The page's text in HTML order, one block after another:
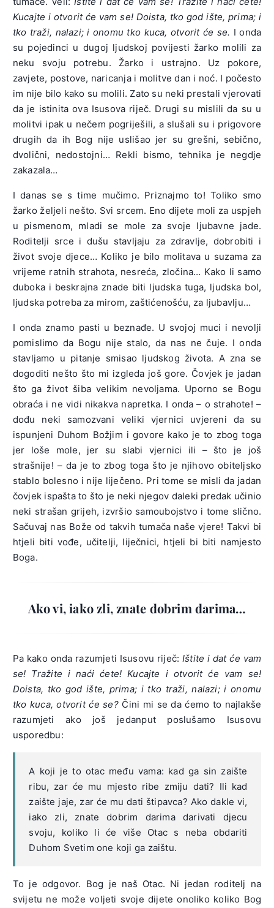
Kucajte i otvorit će vam se! Doista, tko god ište, prima; i
tko traži, nalazi; i onomu tko kuca, otvorit će se. I onda
su pojedinci u dugoj ljudskoj povijesti žarko molili za
neku svoju potrebu. Žarko i ustrajno. Uz pokore,
zavjete, postove, naricanja i molitve dan i noć. I počesto
im nije bilo kako su molili. Zato su neki prestali vjerovati
da je istinita ova Isusova riječ. Drugi su mislili da su u
molitvi ipak u nečem pogriješili, a slušali su i prigovore
drugih da ih Bog nije uslišao jer su grešni, sebično,
dvolični, nedostojni… Rekli bismo, tehnika je negdje
zakazala…
I danas se s time mučimo. Priznajmo to! Toliko smo
žarko željeli nešto. Svi srcem. Eno dijete moli za uspjeh
u pismenom, mladi se mole za svoje ljubavne jade.
Roditelji srce i dušu stavljaju za zdravlje, dobrobiti i
život svoje djece… Koliko je bilo molitava u suzama za
vrijeme ratnih strahota, nesreća, zločina… Kako li samo
duboka i beskrajna znade biti ljudska tuga, ljudska bol,
ljudska potreba za mirom, zaštićenošću, za ljubavlju…
I onda znamo pasti u beznađe. U svojoj muci i nevolji
pomislimo da Bogu nije stalo, da nas ne čuje. I onda
stavljamo u pitanje smisao ljudskog života. A zna se
dogoditi nešto što mi izgleda još gore. Čovjek je jadan
što ga život šiba velikim nevoljama. Uporno se Bogu
obraća i ne vidi nikakva napretka. I onda – o strahote! –
dođu neki samozvani veliki vjernici uvjereni da su
ispunjeni Duhom Božjim i govore kako je to zbog toga
jer loše mole, jer su slabi vjernici ili – što je još
strašnije! – da je to zbog toga što je njihovo obiteljsko
stablo bolesno i nije liječeno. Pri tome se misli da jadan
čovjek ispašta to što je neki njegov daleki predak učinio
neki strašan grijeh, izvršio samoubojstvo i tome slično.
Sačuvaj nas Bože od takvih tumača naše vjere! Takvi bi
htjeli biti vođe, učitelji, liječnici, htjeli bi biti namjesto
Boga.
Ako vi, iako zli, znate dobrim darima…
Pa kako onda razumjeti Isusovu riječ:Ištite i dat će vam
se! Tražite i naći ćete! Kucajte i otvorit će vam se!
Doista, tko god ište, prima; i tko traži, nalazi; i onomu
tko kuca, otvorit će se?Čini mi se da ćemo to najlakše
razumjeti ako još jedanput poslušamo Isusovu
usporedbu:
A koji je to otac među vama: kad ga sin zaište
ribu, zar će mu mjesto ribe zmiju dati? Ili kad
zaište jaje, zar će mu dati štipavca? Ako dakle vi,
iako zli, znate dobrim darima darivati djecu
svoju, koliko li će više Otac s neba obdariti
Duhom Svetim one koji ga zaištu.
To je odgovor. Bog je naš Otac. Ni jedan roditelj na
svijetu ne može voljeti svoje dijete onoliko koliko Bog